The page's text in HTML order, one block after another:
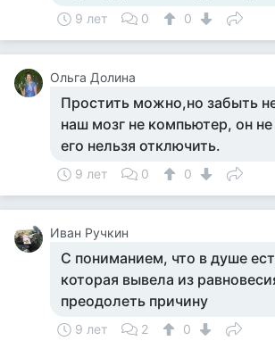
9 лет 0 0
Ольга Долина
Простить можно,но забыть
наш мозг не компьютер, он не
его нельзя отключить.
9 лет 0 0
Иван Ручкин
С пониманием, что в душе
которая вывела из
преодолеть причину
9 лет 2
0